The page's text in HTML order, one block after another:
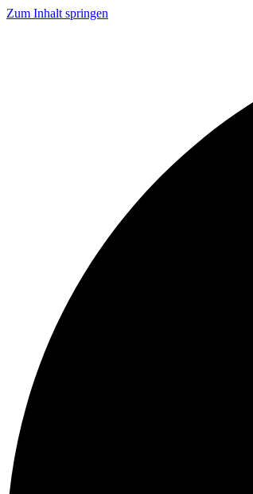
Zum Inhalt springen